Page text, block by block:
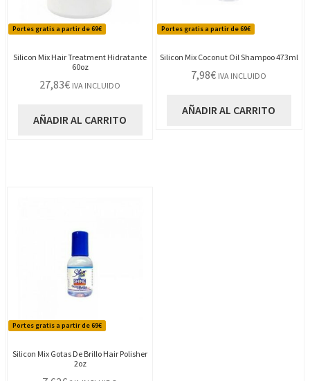
Portes gratis a partir de 69€
Silicon Mix Hair Treatment Hidratante
60oz
27,83€ IVA INCLUIDO
AÑADIR AL CARRITO
Portes gratis a partir de 69€
Silicon Mix Coconut Oil Shampoo 473ml
7,98€ IVA INCLUIDO
AÑADIR AL CARRITO
Portes gratis a partir de 69€
Silicon Mix Gotas De Brillo Hair Polisher
2oz